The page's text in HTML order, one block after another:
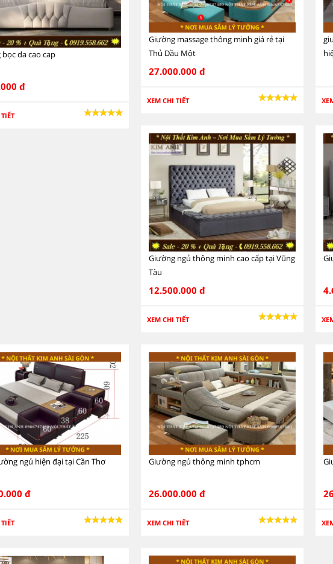
da cao cap
đ
Giường massage thông minh giá rẻ tại
Thủ Dầu Một
27.000.000 đ
XEM CHI TIẾT
Giường ngủ thông minh cao cấp tại Vũng
Tàu
12.500.000 đ
XEM CHI TIẾT
ngủ hiện đại tại Cần Thơ
đ
Giường ngủ thông minh tphcm
26.000.000 đ
XEM CHI TIẾT